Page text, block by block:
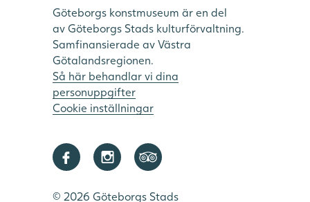
Göteborgs konstmuseum är en del
av Göteborgs Stads kulturförvaltning.
Samfinansierade av Västra
Götalandsregionen.
Så här behandlar vi dina
personuppgifter
Cookie inställningar
© 2026 Göteborgs Stads
Denna webbplats använder cookies
användarupplevelsen. Genom att använda vår
webbplats samtycker du till alla cookies i enlighet med